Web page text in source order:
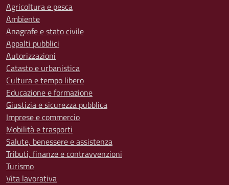
Agricoltura e pesca
Ambiente
Anagrafe e stato civile
Appalti pubblici
Autorizzazioni
Catasto e urbanistica
Cultura e tempo libero
Educazione e formazione
Giustizia e sicurezza pubblica
Imprese e commercio
Mobilità e trasporti
Salute, benessere e assistenza
Tributi, finanze e contravvenzioni
Turismo
Vita lavorativa